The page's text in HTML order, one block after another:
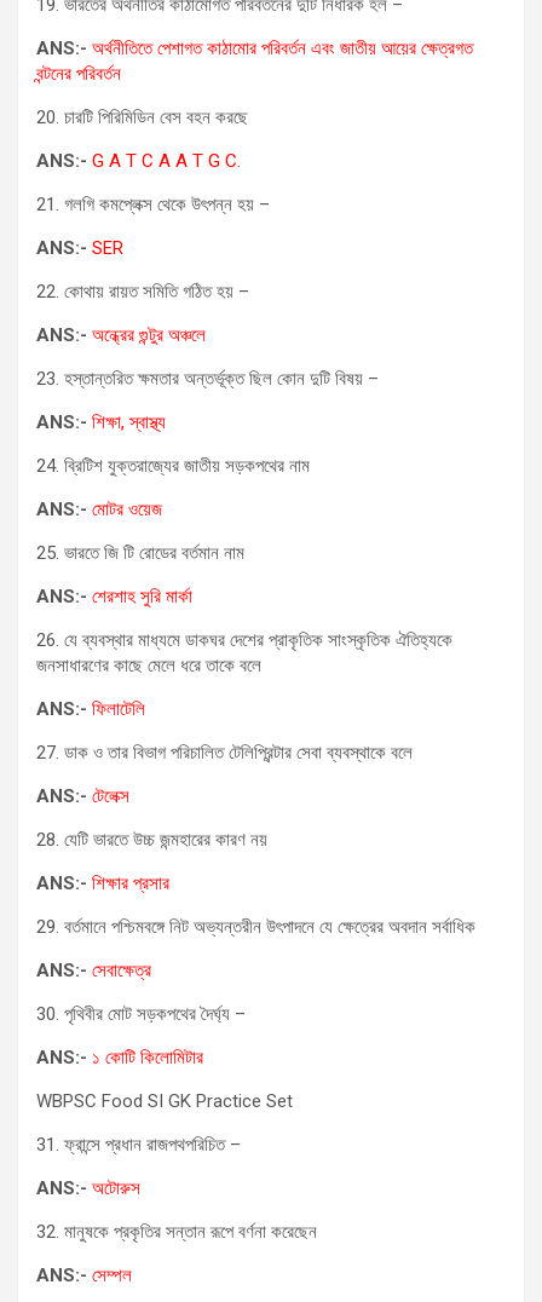
19. ভারতের অর্থনীতির কাঠামোগত পরিবর্তনের দুটি নির্ধারক হল –
ANS:- অর্থনীতিতে পেশাগত কাঠামোর পরিবর্তন এবং জাতীয় আয়ের ক্ষেত্রগত
বন্টনের পরিবর্তন
20. চারটি পিরিমিডিন বেস বহন করছে
ANS:- G A T C A A T G C.
21. গলগি কমপ্লেক্স থেকে উৎপন্ন হয় –
ANS:- SER
22. কোথায় রায়ত সমিতি গঠিত হয় –
ANS:- অন্ধ্রের গুন্টুর অঞ্চলে
23. হস্তান্তরিত ক্ষমতার অন্তর্ভূক্ত ছিল কোন দুটি বিষয় –
ANS:- শিক্ষা, স্বাস্থ্য
24. ব্রিটিশ যুক্তরাজ্যের জাতীয় সড়কপথের নাম
ANS:- মোটর ওয়েজ
25. ভারতে জি টি রোডের বর্তমান নাম
ANS:- শেরশাহ সুরি মার্কা
26. যে ব্যবস্থার মাধ্যমে ডাকঘর দেশের প্রাকৃতিক সাংস্কৃতিক ঐতিহ্যকে
জনসাধারণের কাছে মেলে ধরে তাকে বলে
ANS:- ফিলাটেলি
27. ডাক ও তার বিভাগ পরিচালিত টেলিপ্রিন্টার সেবা ব্যবস্থাকে বলে
ANS:- টেলেক্স
28. যেটি ভারতে উচ্চ জন্মহারের কারণ নয়
ANS:- শিক্ষার প্রসার
29. বর্তমানে পশ্চিমবঙ্গে নিট অভ্যন্তরীন উৎপাদনে যে ক্ষেত্রের অবদান সর্বাধিক
ANS:- সেবাক্ষেত্র
30. পৃথিবীর মোট সড়কপথের দৈর্ঘ্য –
ANS:- ১ কোটি কিলোমিটার
WBPSC Food SI GK Practice Set
31. ফ্রান্সে প্রধান রাজপথপরিচিত –
ANS:- অটোরুস
32. মানুষকে প্রকৃতির সন্তান রূপে বর্ণনা করেছেন
ANS:- সেম্পল